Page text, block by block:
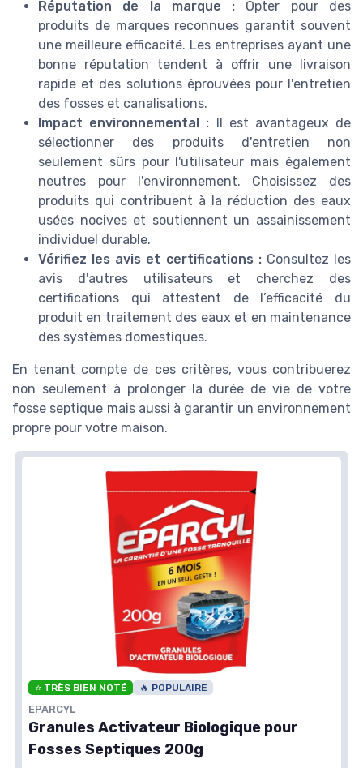
Réputation de la marque : Opter pour des
produits de marques reconnues garantit souvent
une meilleure efficacité. Les entreprises ayant une
bonne réputation tendent à offrir une livraison
rapide et des solutions éprouvées pour l'entretien
des fosses et canalisations.
Impact environnemental : Il est avantageux de
sélectionner des produits d'entretien non
seulement sûrs pour l'utilisateur mais également
neutres pour l'environnement. Choisissez des
produits qui contribuent à la réduction des eaux
usées nocives et soutiennent un assainissement
individuel durable.
Vérifiez les avis et certifications :Consultez les
avis d'autres utilisateurs et cherchez des
certifications qui attestent de l’efficacité du
produit en traitement des eaux et en maintenance
des systèmes domestiques.
En tenant compte de ces critères, vous contribuerez
non seulement à prolonger la durée de vie de votre
fosse septique mais aussi à garantir un environnement
propre pour votre maison.
⭐ TRÈS BIEN NOTÉ 🔥 POPULAIRE
EPARCYL
Granules Activateur Biologique pour
Fosses Septiques 200g